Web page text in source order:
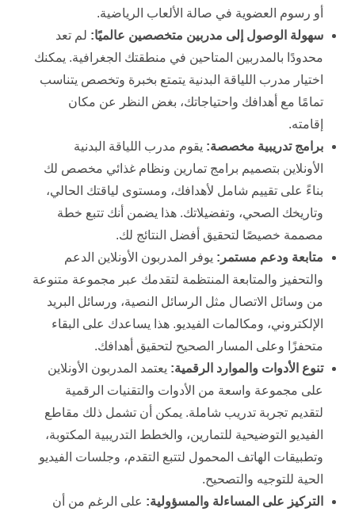
أو رسوم العضوية في صالة الألعاب الرياضية.
سهولة الوصول إلى مدربين متخصصين عالميًا: لم تعد
محدودًا بالمدربين المتاحين في منطقتك الجغرافية. يمكنك
اختيار مدرب اللياقة البدنية يتمتع بخبرة وتخصص يتناسب
تمامًا مع أهدافك واحتياجاتك، بغض النظر عن مكان
إقامته.
برامج تدريبية مخصصة: يقوم مدرب اللياقة البدنية
الأونلاين بتصميم برامج تمارين ونظام غذائي مخصص لك
بناءً على تقييم شامل لأهدافك، ومستوى لياقتك الحالي،
وتاريخك الصحي، وتفضيلاتك. هذا يضمن أنك تتبع خطة
مصممة خصيصًا لتحقيق أفضل النتائج لك.
متابعة ودعم مستمر: يوفر المدربون الأونلاين الدعم
والتحفيز والمتابعة المنتظمة لتقدمك عبر مجموعة متنوعة
من وسائل الاتصال مثل الرسائل النصية، ورسائل البريد
الإلكتروني، ومكالمات الفيديو. هذا يساعدك على البقاء
متحفزًا وعلى المسار الصحيح لتحقيق أهدافك.
تنوع الأدوات والموارد الرقمية: يعتمد المدربون الأونلاين
على مجموعة واسعة من الأدوات والتقنيات الرقمية
لتقديم تجربة تدريب شاملة. يمكن أن تشمل ذلك مقاطع
الفيديو التوضيحية للتمارين، والخطط التدريبية المكتوبة،
وتطبيقات الهاتف المحمول لتتبع التقدم، وجلسات الفيديو
الحية للتوجيه والتصحيح.
التركيز على المساءلة والمسؤولية: على الرغم من أن